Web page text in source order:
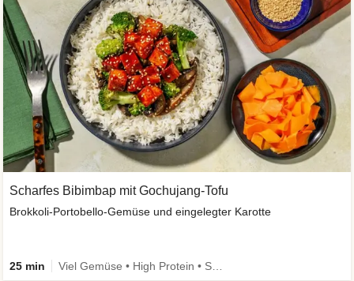
Scharfes Bibimbap mit Gochujang-Tofu
Brokkoli-Portobello-Gemüse und eingelegter Karotte
25 min